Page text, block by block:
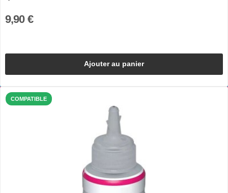
9,90 €
Ajouter au panier
COMPATIBLE